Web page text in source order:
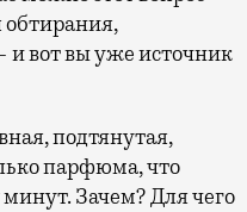
и вот вы уже источник
подтянутая,
парфюма, что
Зачем? Для чего